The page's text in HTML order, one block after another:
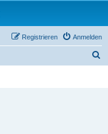
Anmelden
Registrieren